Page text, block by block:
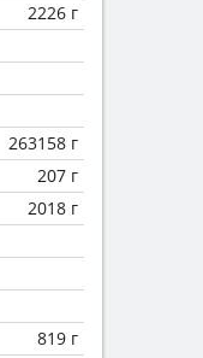
2226 г
263158 г
207 г
2018 г
819 г